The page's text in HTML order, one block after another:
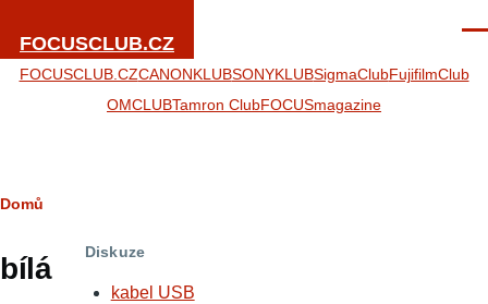
FOCUSCLUB.CZ
FOCUSCLUB.CZCANONKLUBSONYKLUBSigmaClubFujifilmClub
OMCLUBTamron ClubFOCUSmagazine
Drobečková
navigace
Domů
bílá
Diskuze
kabel USB